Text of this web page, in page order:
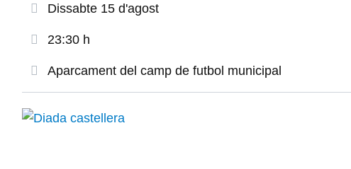
Dissabte 15 d'agost
23:30 h
Aparcament del camp de futbol municipal